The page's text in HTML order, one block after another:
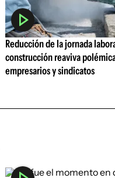
Reducción de la jornada
construcción reaviva
empresarios y sindicatos